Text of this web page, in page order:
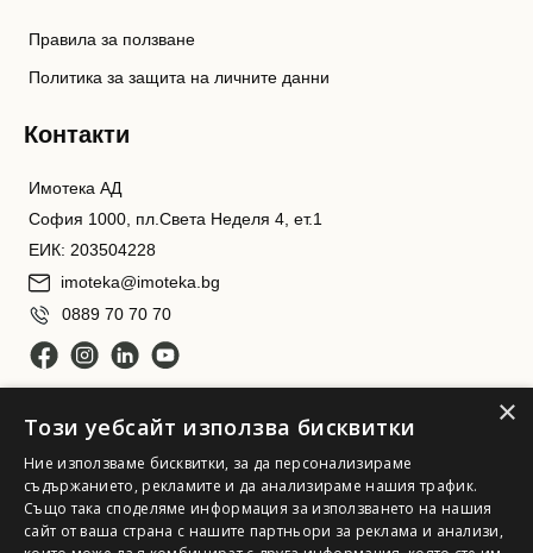
Правила за ползване
Политика за защита на личните данни
Контакти
Имотека АД
София 1000, пл.Света Неделя 4, ет.1
ЕИК: 203504228
imoteka@imoteka.bg
0889 70 70 70
Имотека АД. Всички права запазени
×
Този уебсайт използва бисквитки
Ние използваме бисквитки, за да персонализираме
съдържанието, рекламите и да анализираме нашия трафик.
Също така споделяме информация за използването на нашия
сайт от ваша страна с нашите партньори за реклама и анализи,